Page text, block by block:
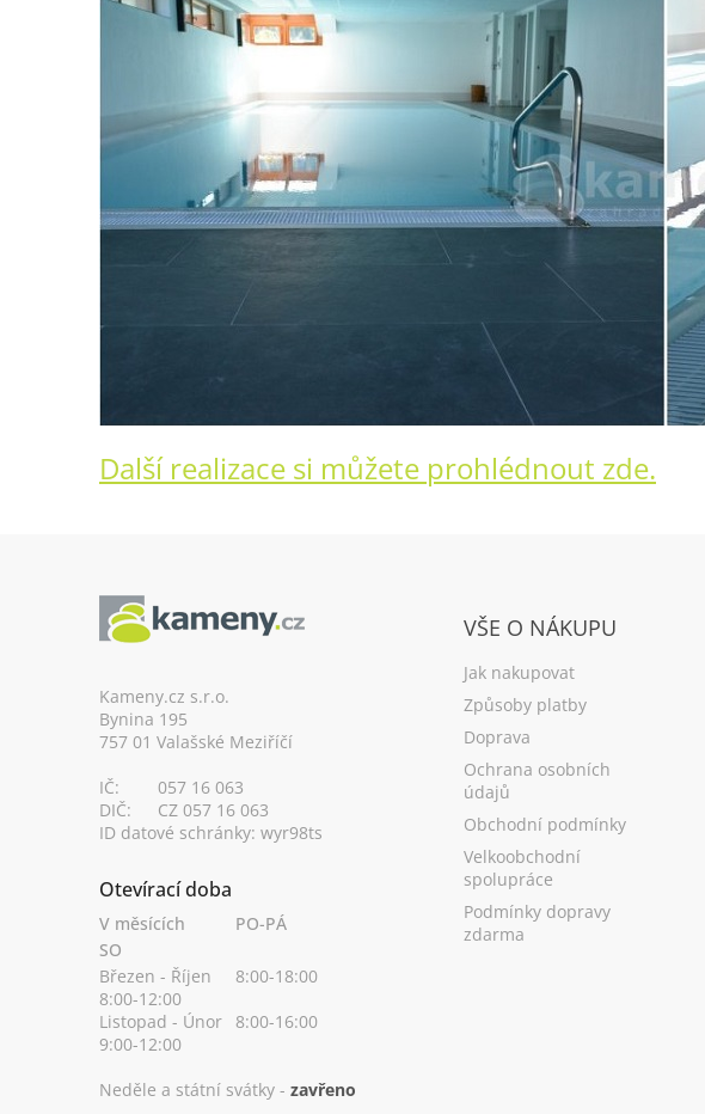
Další realizace si můžete prohlédnout zde.
Kameny.cz s.r.o.
Bynina 195
757 01 Valašské Meziříčí
IČ:
057 16 063
DIČ:
CZ 057 16 063
ID datové schránky: wyr98ts
Otevírací doba
V měsících
PO-PÁ
SO
Březen - Říjen
8:00-18:00
8:00-12:00
Listopad - Únor 8:00-16:00
9:00-12:00
Neděle a státní svátky - zavřeno
VŠE O NÁKUPU
Jak nakupovat
Způsoby platby
Doprava
Ochrana osobních
údajů
Obchodní podmínky
Velkoobchodní
spolupráce
Podmínky dopravy
zdarma